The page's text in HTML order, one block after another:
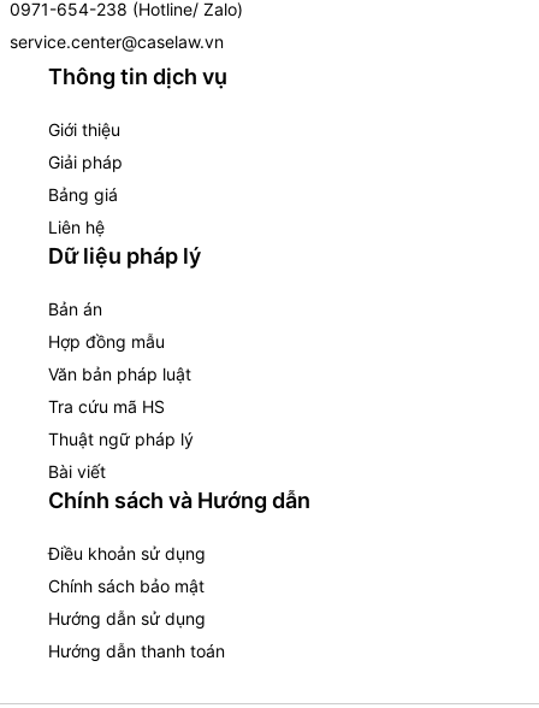
0971-654-238 (Hotline/ Zalo)
service.center@caselaw.vn
Thông tin dịch vụ
Giới thiệu
Giải pháp
Bảng giá
Liên hệ
Dữ liệu pháp lý
Bản án
Hợp đồng mẫu
Văn bản pháp luật
Tra cứu mã HS
Thuật ngữ pháp lý
Bài viết
Chính sách và Hướng dẫn
Điều khoản sử dụng
Chính sách bảo mật
Hướng dẫn sử dụng
Hướng dẫn thanh toán